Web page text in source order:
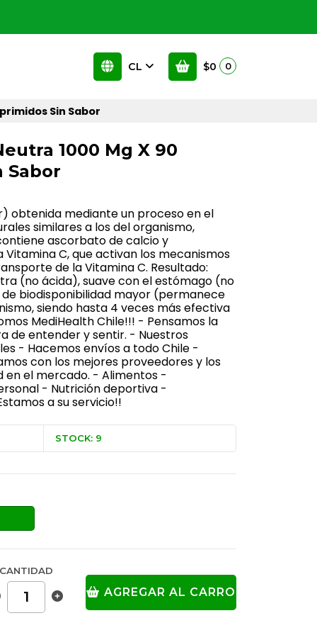
CL $0 0
Sin Sabor
1000 Mg X 90
Sabor
obtenida mediante un proceso en el
similares a los del organismo,
ascorbato de calcio y
C, que activan los mecanismos
de la Vitamina C. Resultado:
(no ácida), suave con el estómago (no
biodisponibilidad mayor (permanece
siendo hasta 4 veces más efectiva
MediHealth Chile!!! - Pensamos la
de entender y sentir. - Nuestros
- Hacemos envíos a todo Chile -
con los mejores proveedores y los
el mercado. - Alimentos -
- Nutrición deportiva -
a su servicio!!
STOCK: 9
CANTIDAD
AGREGAR AL CARRO